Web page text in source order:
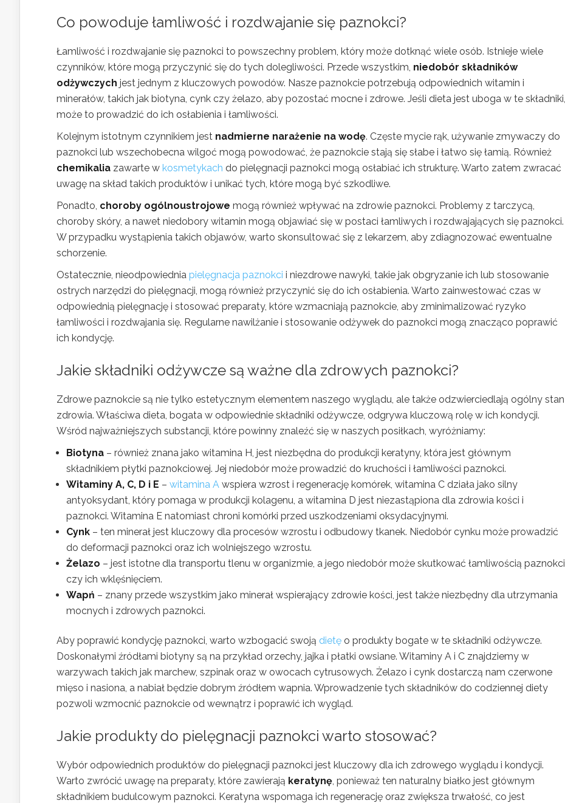
Co powoduje łamliwość i rozdwajanie się paznokci?
Łamliwość i rozdwajanie się paznokci to powszechny problem, który może dotknąć wiele osób. Istnieje wiele
czynników, które mogą przyczynić się do tych dolegliwości. Przede wszystkim, niedobór składników
odżywczych jest jednym z kluczowych powodów. Nasze paznokcie potrzebują odpowiednich witamin i
minerałów, takich jak biotyna, cynk czy żelazo, aby pozostać mocne i zdrowe. Jeśli dieta jest uboga w te składniki,
może to prowadzić do ich osłabienia i łamliwości.
Kolejnym istotnym czynnikiem jest nadmierne narażenie na wodę. Częste mycie rąk, używanie zmywaczy do
paznokci lub wszechobecna wilgoć mogą powodować, że paznokcie stają się słabe i łatwo się łamią. Również
chemikalia zawarte w kosmetykach do pielęgnacji paznokci mogą osłabiać ich strukturę. Warto zatem zwracać
uwagę na skład takich produktów i unikać tych, które mogą być szkodliwe.
Ponadto, choroby ogólnoustrojowe mogą również wpływać na zdrowie paznokci. Problemy z tarczycą,
choroby skóry, a nawet niedobory witamin mogą objawiać się w postaci łamliwych i rozdwajających się paznokci.
W przypadku wystąpienia takich objawów, warto skonsultować się z lekarzem, aby zdiagnozować ewentualne
schorzenie.
Ostatecznie, nieodpowiednia pielęgnacja paznokci i niezdrowe nawyki, takie jak obgryzanie ich lub stosowanie
ostrych narzędzi do pielęgnacji, mogą również przyczynić się do ich osłabienia. Warto zainwestować czas w
odpowiednią pielęgnację i stosować preparaty, które wzmacniają paznokcie, aby zminimalizować ryzyko
łamliwości i rozdwajania się. Regularne nawilżanie i stosowanie odżywek do paznokci mogą znacząco poprawić
ich kondycję.
Jakie składniki odżywcze są ważne dla zdrowych paznokci?
Zdrowe paznokcie są nie tylko estetycznym elementem naszego wyglądu, ale także odzwierciedlają ogólny stan
zdrowia. Właściwa dieta, bogata w odpowiednie składniki odżywcze, odgrywa kluczową rolę w ich kondycji.
Wśród najważniejszych substancji, które powinny znaleźć się w naszych posiłkach, wyróżniamy:
Biotyna – również znana jako witamina H, jest niezbędna do produkcji keratyny, która jest głównym
składnikiem płytki paznokciowej. Jej niedobór może prowadzić do kruchości i łamliwości paznokci.
Witaminy A, C, D i E – witamina A wspiera wzrost i regenerację komórek, witamina C działa jako silny
antyoksydant, który pomaga w produkcji kolagenu, a witamina D jest niezastąpiona dla zdrowia kości i
paznokci. Witamina E natomiast chroni komórki przed uszkodzeniami oksydacyjnymi.
Cynk – ten minerał jest kluczowy dla procesów wzrostu i odbudowy tkanek. Niedobór cynku może prowadzić
do deformacji paznokci oraz ich wolniejszego wzrostu.
Żelazo – jest istotne dla transportu tlenu w organizmie, a jego niedobór może skutkować łamliwością paznokci
czy ich wklęśnięciem.
Wapń – znany przede wszystkim jako minerał wspierający zdrowie kości, jest także niezbędny dla utrzymania
mocnych i zdrowych paznokci.
Aby poprawić kondycję paznokci, warto wzbogacić swoją dietę o produkty bogate w te składniki odżywcze.
Doskonałymi źródłami biotyny są na przykład orzechy, jajka i płatki owsiane. Witaminy A i C znajdziemy w
warzywach takich jak marchew, szpinak oraz w owocach cytrusowych. Żelazo i cynk dostarczą nam czerwone
mięso i nasiona, a nabiał będzie dobrym źródłem wapnia. Wprowadzenie tych składników do codziennej diety
pozwoli wzmocnić paznokcie od wewnątrz i poprawić ich wygląd.
Jakie produkty do pielęgnacji paznokci warto stosować?
Wybór odpowiednich produktów do pielęgnacji paznokci jest kluczowy dla ich zdrowego wyglądu i kondycji.
Warto zwrócić uwagę na preparaty, które zawierają keratynę , ponieważ ten naturalny białko jest głównym
składnikiem budulcowym paznokci. Keratyna wspomaga ich regenerację oraz zwiększa trwałość, co jest